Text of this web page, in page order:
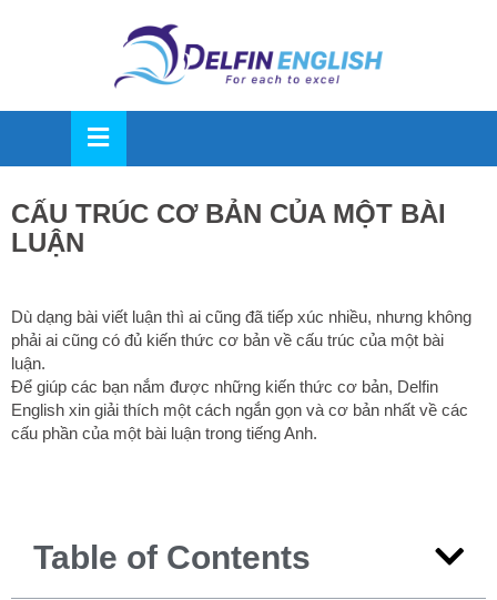
CẤU TRÚC CƠ BẢN CỦA MỘT BÀI
LUẬN
Dù dạng bài viết luận thì ai cũng đã tiếp xúc nhiều, nhưng không
phải ai cũng có đủ kiến thức cơ bản về cấu trúc của một bài
luận.
Để giúp các bạn nắm được những kiến thức cơ bản, Delfin
English xin giải thích một cách ngắn gọn và cơ bản nhất về các
cấu phần của một bài luận trong tiếng Anh.
Table of Contents